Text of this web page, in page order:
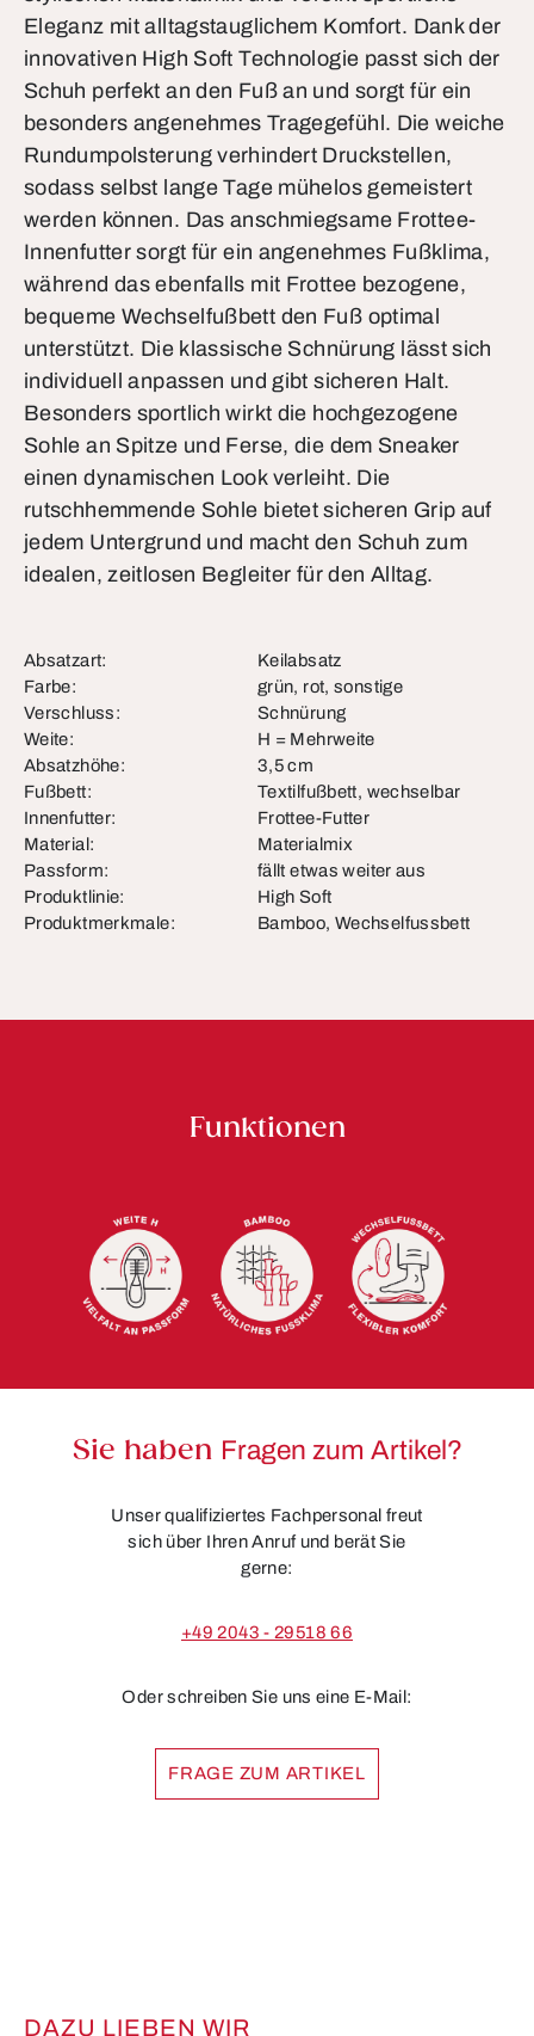
Eleganz mit alltagstauglichem Komfort. Dank der
innovativen High Soft Technologie passt sich der
Schuh perfekt an den Fuß an und sorgt für ein
besonders angenehmes Tragegefühl. Die weiche
Rundumpolsterung verhindert Druckstellen,
sodass selbst lange Tage mühelos gemeistert
werden können. Das anschmiegsame Frottee-
Innenfutter sorgt für ein angenehmes Fußklima,
während das ebenfalls mit Frottee bezogene,
bequeme Wechselfußbett den Fuß optimal
unterstützt. Die klassische Schnürung lässt sich
individuell anpassen und gibt sicheren Halt.
Besonders sportlich wirkt die hochgezogene
Sohle an Spitze und Ferse, die dem Sneaker
einen dynamischen Look verleiht. Die
rutschhemmende Sohle bietet sicheren Grip auf
jedem Untergrund und macht den Schuh zum
idealen, zeitlosen Begleiter für den Alltag.
Absatzart:
Keilabsatz
Farbe:
grün, rot, sonstige
Verschluss:
Schnürung
Weite:
H = Mehrweite
Absatzhöhe:
3,5 cm
Fußbett:
Textilfußbett, wechselbar
Innenfutter:
Frottee-Futter
Material:
Materialmix
Passform:
fällt etwas weiter aus
Produktlinie:
High Soft
Produktmerkmale:
Bamboo, Wechselfussbett
Funktionen
Sie haben Fragen zum Artikel?
Unser qualifiziertes Fachpersonal freut
sich über Ihren Anruf und berät Sie
gerne:
+49 2043 - 29518 66
Oder schreiben Sie uns eine E-Mail:
FRAGE ZUM ARTIKEL
Produktgalerie überspringen
DAZU LIEBEN WIR